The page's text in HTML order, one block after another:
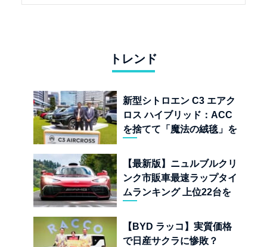
トレンド
新型シトロエン C3 エアク
ロス ハイブリッド：ACC
を捨てて「魔法の絨毯」を
児
【最新版】ニュルブルクリ
ンク市販車最速ラップタイ
ムランキング 上位22台を
【BYD ラッコ】実質価格
で日産サクラに惨敗？